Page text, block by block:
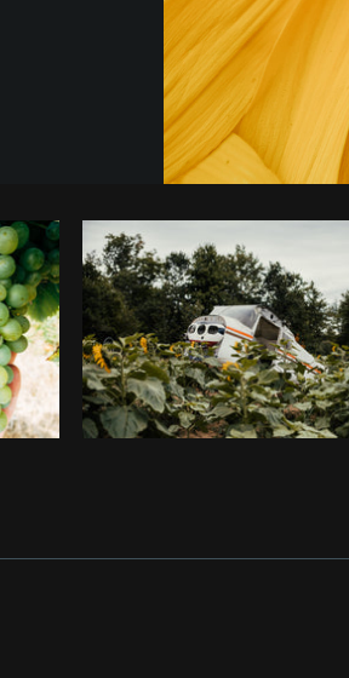
Foto da Avelino